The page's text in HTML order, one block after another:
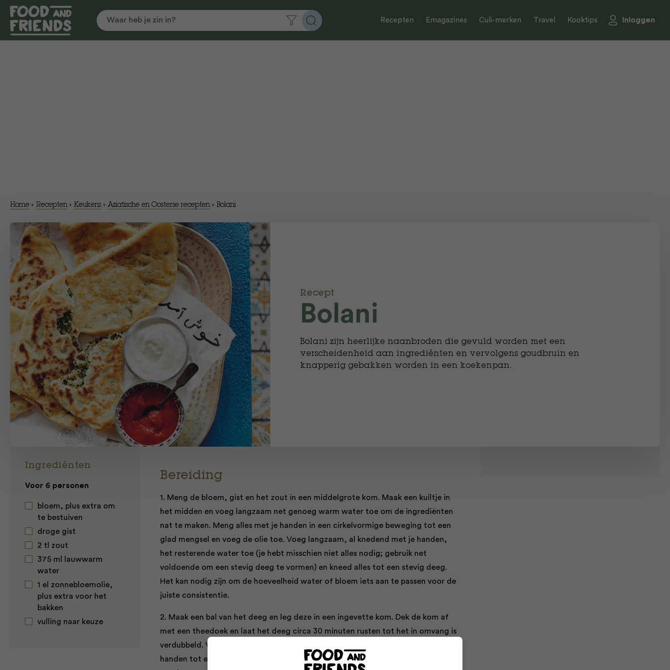
Recepten Emagazines Culi-merken Travel Kooktips Inloggen
Home » Recepten » Keukens » Aziatische en Oosterse recepten » Bolani
Recept
Bolani
Bolani zijn heerlijke naanbroden die gevuld worden met een
verscheidenheid aan ingrediënten en vervolgens goudbruin en
knapperig gebakken worden in een koekenpan.
Ingrediënten
Voor 6 personen
bloem, plus extra om
te bestuiven
droge gist
2 tl zout
375 ml lauwwarm
water
1 el zonnebloemolie,
plus extra voor het
bakken
vulling naar keuze
Bereiding
1. Meng de bloem, gist en het zout in een middelgrote kom. Maak een kuiltje in
het midden en voeg langzaam net genoeg warm water toe om de ingrediënten
nat te maken. Meng alles met je handen in een cirkelvormige beweging tot een
glad mengsel en voeg de olie toe. Voeg langzaam, al knedend met je handen,
het resterende water toe (je hebt misschien niet alles nodig; gebruik net
voldoende om een stevig deeg te vormen) en kneed alles tot een stevig deeg.
Het kan nodig zijn om de hoeveelheid water of bloem iets aan te passen voor de
juiste consistentie.
2. Maak een bal van het deeg en leg deze in een ingevette kom. Dek de kom af
met een theedoek en laat het deeg circa 30 minuten rusten tot het in omvang is
verdubbeld. Verdeel het deeg in zes gelijke porties en rol elke portie tussen je
handen tot een balletje. Leg ze op een met bakpapier beklede bakplaat, met 5